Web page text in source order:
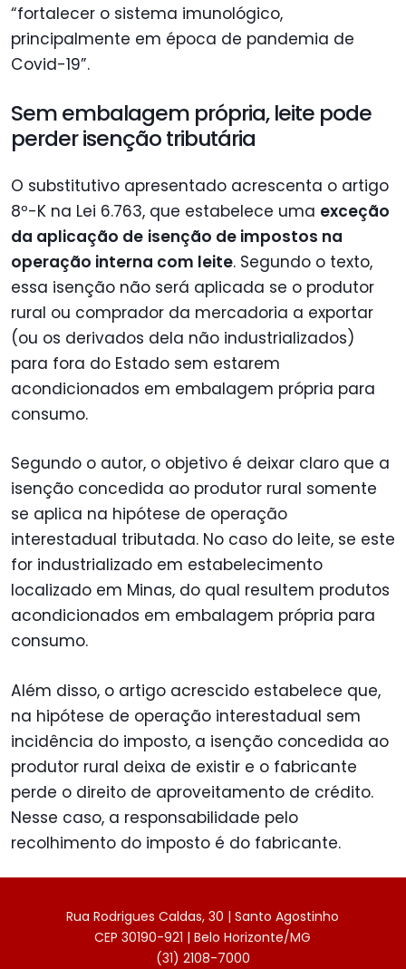
“fortalecer o sistema imunológico,
principalmente em época de pandemia de
Covid-19”.
Sem embalagem própria, leite pode
perder isenção tributária
O substitutivo apresentado acrescenta o artigo
8º-K na Lei 6.763, que estabelece uma exceção
da aplicação de isenção de impostos na
operação interna com leite. Segundo o texto,
essa isenção não será aplicada se o produtor
rural ou comprador da mercadoria a exportar
(ou os derivados dela não industrializados)
para fora do Estado sem estarem
acondicionados em embalagem própria para
consumo.
Segundo o autor, o objetivo é deixar claro que a
isenção concedida ao produtor rural somente
se aplica na hipótese de operação
interestadual tributada. No caso do leite, se este
for industrializado em estabelecimento
localizado em Minas, do qual resultem produtos
acondicionados em embalagem própria para
consumo.
Além disso, o artigo acrescido estabelece que,
na hipótese de operação interestadual sem
incidência do imposto, a isenção concedida ao
produtor rural deixa de existir e o fabricante
perde o direito de aproveitamento de crédito.
Nesse caso, a responsabilidade pelo
recolhimento do imposto é do fabricante.
Rua Rodrigues Caldas, 30 | Santo Agostinho
CEP 30190-921 | Belo Horizonte/MG
(31) 2108-7000